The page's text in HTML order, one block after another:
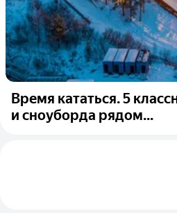
Время кататься. 5
и сноуборда рядом...